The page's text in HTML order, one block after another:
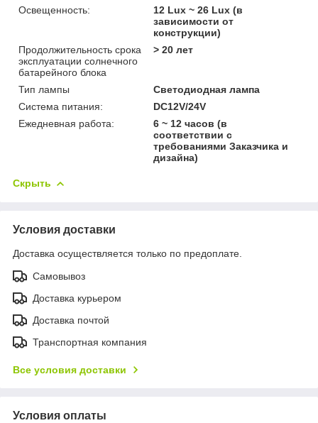
Освещенность:
12 Lux ~ 26 Lux (в
зависимости от
конструкции)
Продолжительность срока
эксплуатации солнечного
батарейного блока
> 20 лет
Тип лампы
Светодиодная лампа
Система питания:
DC12V/24V
Ежедневная работа:
6 ~ 12 часов (в
соответствии с
требованиями Заказчика и
дизайна)
Скрыть
Условия доставки
Доставка осуществляется только по предоплате.
Самовывоз
Доставка курьером
Доставка почтой
Транспортная компания
Все условия доставки
Условия оплаты